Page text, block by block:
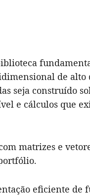
de
seja construído
e cálculos que
matrizes e
eficiente